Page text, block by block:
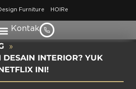
Furniture HOIRe
Kontak
»
DESAIN INTERIOR? YUK
INI!